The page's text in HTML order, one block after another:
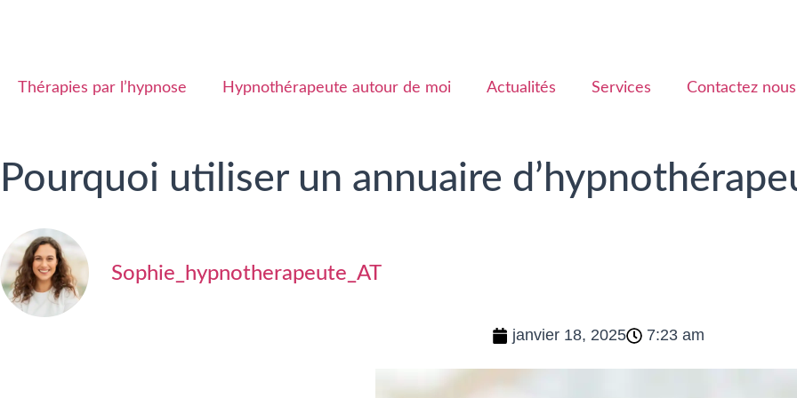
Thérapies par l’hypnose Hypnothérapeute autour de moi Actualités Services Contactez nous
Pourquoi utiliser un annuaire
Sophie_hypnotherapeute_AT
janvier 18, 2025 7:23 am